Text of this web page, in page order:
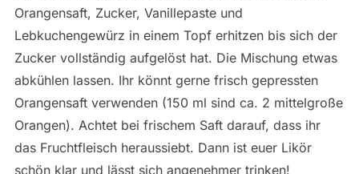
Orangensaft, Zucker, Vanillepaste und
Lebkuchengewürz in einem Topf erhitzen bis sich der
Zucker vollständig aufgelöst hat. Die Mischung etwas
abkühlen lassen. Ihr könnt gerne frisch gepressten
Orangensaft verwenden (150 ml sind ca. 2 mittelgroße
Orangen). Achtet bei frischem Saft darauf, dass ihr
das Fruchtfleisch heraussiebt. Dann ist euer Likör
schön klar und lässt sich angenehmer trinken!